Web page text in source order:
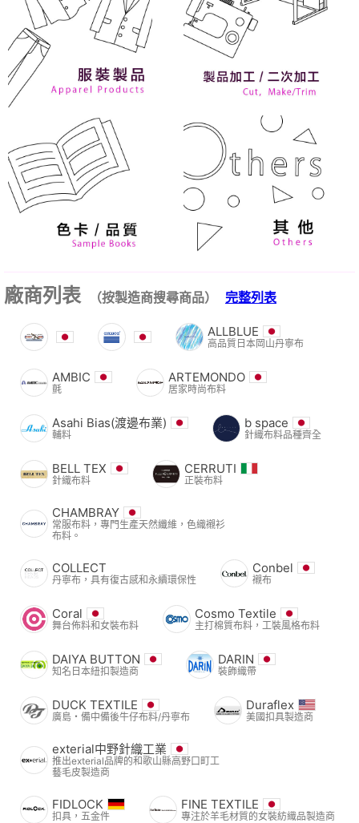
廠商列表 （按製造商搜尋商品） 完整列表
ALLBLUE
高品質日本岡山丹寧布
AMBIC
氈
ARTEMONDO
居家時尚布料
Asahi Bias(渡邊布業)
輔料
b space
針織布料品種齊全
BELL TEX
針織布料
CERRUTI
正裝布料
CHAMBRAY
常服布料，專門生產天然纖維，色織襯衫
布料。
COLLECT
丹寧布，具有復古感和永續環保性
Conbel
襯布
Coral
舞台佈料和女裝布料
Cosmo Textile
主打棉質布料，工裝風格布料
DAIYA BUTTON
知名日本紐扣製造商
DARIN
裝飾織帶
DUCK TEXTILE
廣島・備中備後牛仔布料/丹寧布
Duraflex
美國扣具製造商
exterial中野針織工業
推出exterial品牌的和歌山縣高野口町工
藝毛皮製造商
FIDLOCK
扣具，五金件
FINE TEXTILE
專注於羊毛材質的女裝紡織品製造商